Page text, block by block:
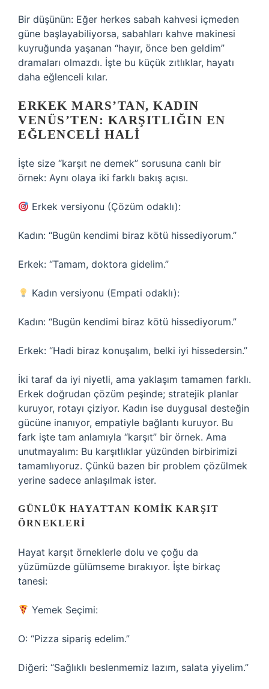
Bir düşünün: Eğer herkes sabah kahvesi içmeden
güne başlayabiliyorsa, sabahları kahve makinesi
kuyruğunda yaşanan “hayır, önce ben geldim”
dramaları olmazdı. İşte bu küçük zıtlıklar, hayatı
daha eğlenceli kılar.
ERKEK MARS’TAN, KADIN
VENÜS’TEN: KARŞITLIĞIN EN
EĞLENCELI HALI
İşte size “karşıt ne demek” sorusuna canlı bir
örnek: Aynı olaya iki farklı bakış açısı.
Erkek versiyonu (Çözüm odaklı):
Kadın: “Bugün kendimi biraz kötü hissediyorum.”
Erkek: “Tamam, doktora gidelim.”
Kadın versiyonu (Empati odaklı):
Kadın: “Bugün kendimi biraz kötü hissediyorum.”
Erkek: “Hadi biraz konuşalım, belki iyi hissedersin.”
İki taraf da iyi niyetli, ama yaklaşım tamamen farklı.
Erkek doğrudan çözüm peşinde; stratejik planlar
kuruyor, rotayı çiziyor. Kadın ise duygusal desteğin
gücüne inanıyor, empatiyle bağlantı kuruyor. Bu
fark işte tam anlamıyla “karşıt” bir örnek. Ama
unutmayalım: Bu karşıtlıklar yüzünden birbirimizi
tamamlıyoruz. Çünkü bazen bir problem çözülmek
yerine sadece anlaşılmak ister.
GÜNLÜK HAYATTAN KOMIK KARŞIT
ÖRNEKLERI
Hayat karşıt örneklerle dolu ve çoğu da
yüzümüzde gülümseme bırakıyor. İşte birkaç
tanesi:
Yemek Seçimi:
O: “Pizza sipariş edelim.”
Diğeri: “Sağlıklı beslenmemiz lazım, salata yiyelim.”